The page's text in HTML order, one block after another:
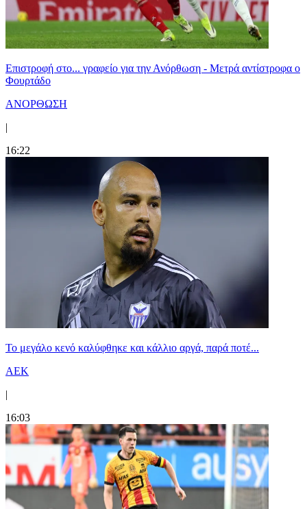
Επιστροφή στο... γραφείο για την Ανόρθωση - Μετρά αντίστροφα ο
Φουρτάδο
ΑΝΟΡΘΩΣΗ
|
16:22
Το μεγάλο κενό καλύφθηκε και κάλλιο αργά, παρά ποτέ...
ΑΕΚ
|
16:03